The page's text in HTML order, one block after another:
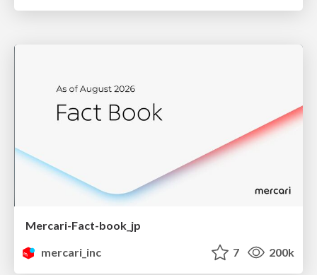
Mercari-Fact-book_jp
mercari_inc
7 200k